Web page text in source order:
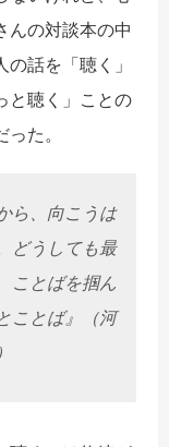
んの対談本の中
話を「聴く」
と聴く」ことの
た。
ら、向こうは
どうしても最
ことばを掴ん
ことば』（河